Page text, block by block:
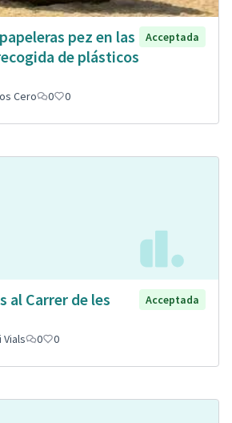
pez en las
de plásticos
Acceptada
Cero 0 0
al Carrer de les
Acceptada
Vials 0 0